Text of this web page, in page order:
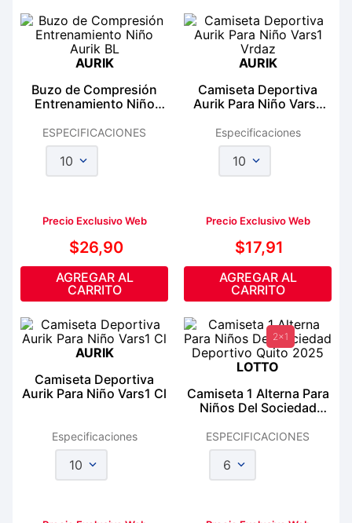
AURIK
Buzo de Compresión
Entrenamiento Niño
ESPECIFICACIONES
10
Precio Exclusivo Web
$26,90
AGREGAR AL
CARRITO
AURIK
Camiseta Deportiva
Aurik Para Niño Vars1
Especificaciones
10
Precio Exclusivo Web
$17,91
AGREGAR AL
CARRITO
AURIK
Camiseta Deportiva
Aurik Para Niño Vars1 Cl
Especificaciones
10
2x1
LOTTO
Camiseta 1 Alterna Para
Niños Del Sociedad
ESPECIFICACIONES
6